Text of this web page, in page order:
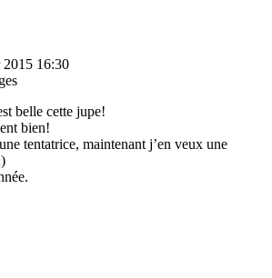
2015 16:30
belle cette jupe!
bien!
tentatrice, maintenant j’en veux une